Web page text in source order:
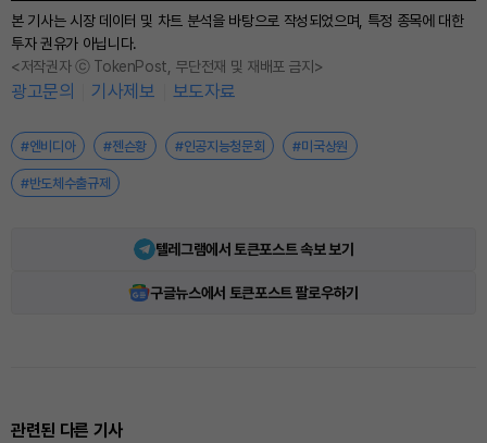
본 기사는 시장 데이터 및 차트 분석을 바탕으로 작성되었으며, 특정 종목에 대한
투자 권유가 아닙니다.
<저작권자 ⓒ TokenPost, 무단전재 및 재배포 금지>
광고문의 기사제보 보도자료
#엔비디아 #젠슨황 #인공지능청문회 #미국상원
#반도체수출규제
텔레그램에서 토큰포스트 속보 보기
구글뉴스에서 토큰포스트 팔로우하기
관련된 다른 기사